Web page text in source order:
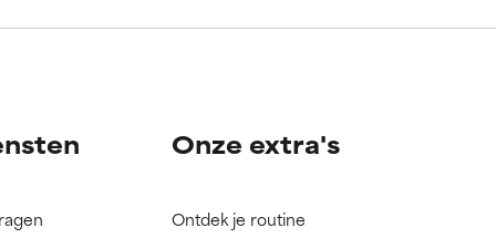
niet
niet
Onze extra's
Ontdek je routine